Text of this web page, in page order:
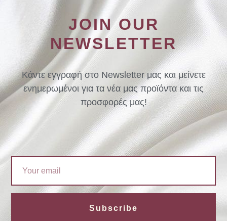
JOIN OUR
NEWSLETTER
Κάντε εγγραφή στο Newsletter μας και μείνετε
ενημερωμένοι για τα νέα μας προϊόντα και τις
προσφορές μας!
Subscribe